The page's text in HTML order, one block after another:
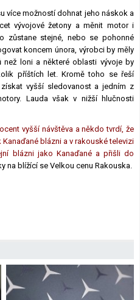
více možností dohnat jeho náskok a
vývojové žetony a měnit motor i
zůstane stejné, nebo se pohonné
koncem února, výrobci by měly
loni a některé oblasti vývoje by
příštích let. Kromě toho se řeší
vyšší sledovanost a jedním z
Lauda však v nižší hlučnosti
vyšší návštěva a někdo tvrdí, že
blázni a v rakouské televizi
blázni jako Kanaďané a přišli do
na blížící se Velkou cenu Rakouska.